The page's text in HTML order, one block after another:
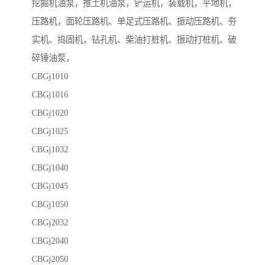
挖掘机油泵，推土机油泵，铲运机，装载机，平地机，
压路机，面轮压路机、单足式压路机、振动压路机、夯
实机、捣固机，钻孔机、柴油打桩机、振动打桩机、破
碎锤油泵，
CBGj1010
CBGj1016
CBGj1020
CBGj1025
CBGj1032
CBGj1040
CBGj1045
CBGj1050
CBGj2032
CBGj2040
CBGj2050